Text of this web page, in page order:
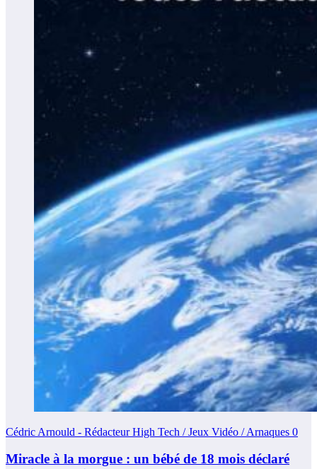
Cédric Arnould - Rédacteur High Tech / Jeux Vidéo / Arnaques 0
Miracle à la morgue : un bébé de 18 mois déclaré